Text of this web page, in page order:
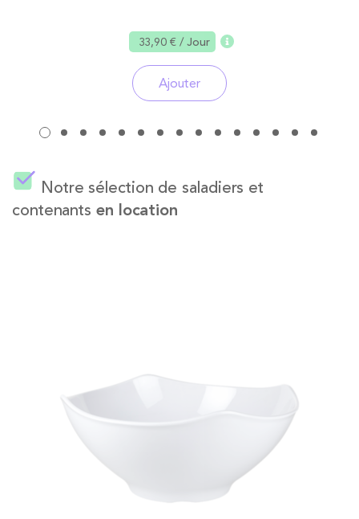
33,90 €/ Jour
Ajouter
Notre sélection de saladiers et
contenantsen location